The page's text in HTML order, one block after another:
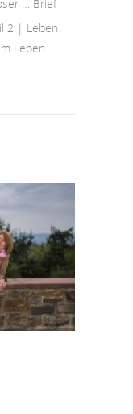
… Brief
2 | Leben
Leben